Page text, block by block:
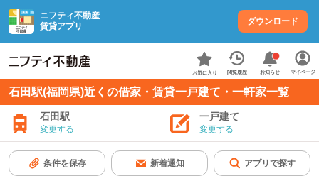
ニフティ不動産
賃貸アプリ
ダウンロード
お気に入り 閲覧履歴 お知らせ マイページ
石田駅(福岡県)近くの借家・賃貸一戸建て・一軒家一覧
石田駅
変更する
一戸建て
変更する
条件を保存 新着通知 アプリで探す